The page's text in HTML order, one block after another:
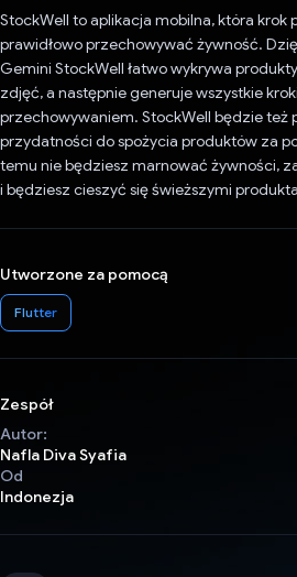
StockWell to aplikacja mobilna, która krok
prawidłowo przechowywać żywność.
Gemini StockWell łatwo wykrywa
zdjęć, a następnie generuje wszystkie
przechowywaniem. StockWell będzie też
przydatności do spożycia produktów za
temu nie będziesz marnować żywności,
i będziesz cieszyć się świeższymi
Utworzone za pomocą
Flutter
Zespół
Autor:
Nafla Diva Syafia
Od
Indonezja